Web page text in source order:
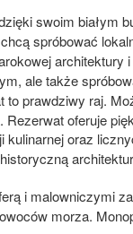
swoim białym
spróbować
ale także
to prawdziwy raj.
oferuje
oraz
i malowniczymi
morza.